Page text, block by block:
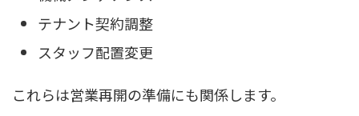
テナント契約調整
スタッフ配置変更
これらは営業再開の準備にも関係します。